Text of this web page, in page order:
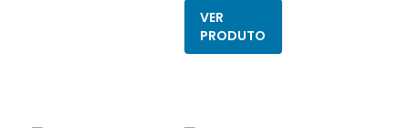
VER
PRODUTO